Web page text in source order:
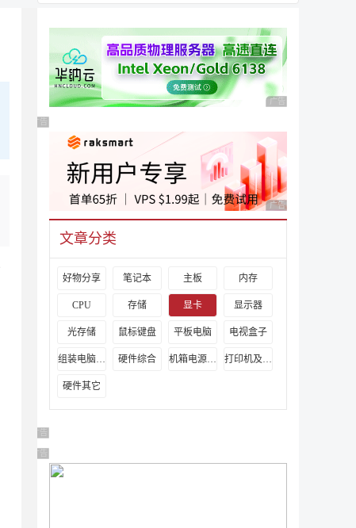
广告 商业广告，理性
广告 商业广告，理性选择
广告 商业广告，理性
文章分类
好物分享 笔记本 主板 内存
CPU 存储 显卡 显示器
光存储 鼠标键盘 平板电脑 电视盒子
组装电脑教程 硬件综合 机箱电源及散热器 打印机及其它外设
硬件其它
广告 商业广告，理性选择
广告 商业广告，理性选择